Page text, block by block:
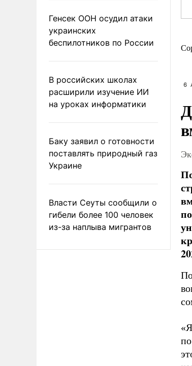
Генсек ООН осудил атаки
украинских
беспилотников по России
В российских школах
расширили изучение ИИ
на уроках информатики
Баку заявил о готовности
поставлять природный газ
Украине
Власти Сеуты сообщили о
гибели более 100 человек
из-за наплыва мигрантов
6